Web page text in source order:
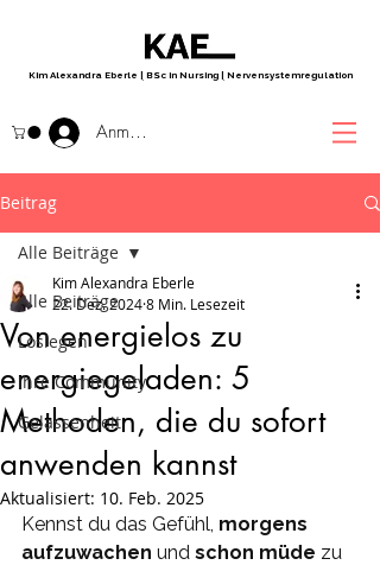
Kim Alexandra Eberle | BSc in Nursing | Nervensystemregulation
Anmelden
Beitrag
Alle Beiträge
Loslegen
Ihre Community
Gelassenheit
Alle Beiträge
Von energielos zu
energiegeladen: 5
Methoden, die du sofort
anwenden kannst
Kim Alexandra Eberle
22. Dez. 20248 Min. Lesezeit
Aktualisiert: 10. Feb. 2025
Kennst du das Gefühl, morgens
aufzuwachen und schon müde zu